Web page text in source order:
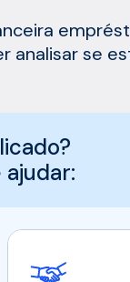
analisar se